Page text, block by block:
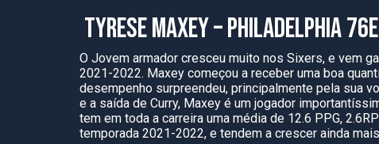
TYRESE MAXEY – PHILADELPHIA
O Jovem armador cresceu muito nos Sixers, e vem
2021-2022. Maxey começou a receber uma boa
desempenho surpreendeu, principalmente pela sua
e a saída de Curry, Maxey é um jogador
tem em toda a carreira uma média de 12.6 PPG,
temporada 2021-2022, e tendem a crescer ainda